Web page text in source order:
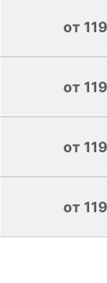
от
от
от
от